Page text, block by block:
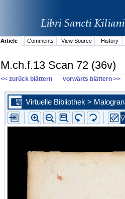
Article Comments View Source History
M.ch.f.13 Scan 72 (36v)
<< zurück blättern vorwärts blättern >>